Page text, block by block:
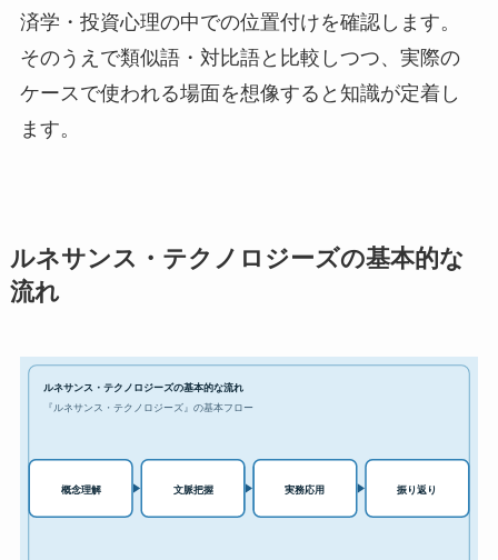
済学・投資心理の中での位置付けを確認します。
そのうえで類似語・対比語と比較しつつ、実際の
ケースで使われる場面を想像すると知識が定着し
ます。
ルネサンス・テクノロジーズの基本的な
流れ
ルネサンス・テクノロジーズの基本的な流れ
『ルネサンス・テクノロジーズ』の基本フロー
概念理解 文脈把握 実務応用 振り返り